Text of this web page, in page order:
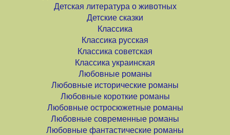
Детская литература о животных
Детские сказки
Классика
Классика русская
Классика советская
Классика украинская
Любовные романы
Любовные исторические романы
Любовные короткие романы
Любовные остросюжетные романы
Любовные современные романы
Любовные фантастические романы